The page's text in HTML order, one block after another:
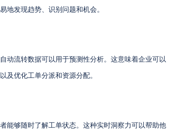
地发现趋势、识别问题和机会。
动流转数据可以用于预测性分析。这意味着企业可以
及优化工单分派和资源分配。
能够随时了解工单状态。这种实时洞察力可以帮助他